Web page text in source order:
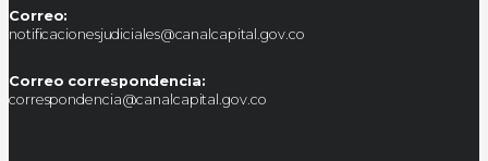
Correo:
notificacionesjudiciales@canalcapital.gov.co
Correo correspondencia:
correspondencia@canalcapital.gov.co